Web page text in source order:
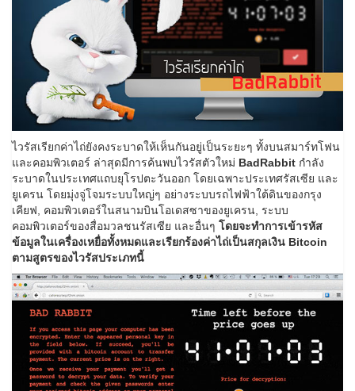
ไวรัสเรียกค่าไถ่ยังคงระบาดให้เห็นกันอยู่เป็นระยะๆ ทั้งบนสมาร์ทโฟน
และคอมพิวเตอร์ ล่าสุดมีการค้นพบไวรัสตัวใหม่ BadRabbit กำลัง
ระบาดในประเทศแถบยุโรปตะวันออก โดยเฉพาะประเทศรัสเซีย และ
ยูเครน โดยมุ่งจู่โจมระบบใหญ่ๆ อย่างระบบรถไฟฟ้าใต้ดินของกรุง
เคียฟ, คอมพิวเตอร์ในสนามบินโอเดสซาของยูเครน, ระบบ
คอมพิวเตอร์ของสื่อมวลชนรัสเซีย และอื่นๆ โดยจะทำการเข้ารหัส
ข้อมูลในเครื่องเหยื่อทั้งหมดและเรียกร้องค่าไถ่เป็นสกุลเงิน Bitcoin
ตามสูตรของไวรัสประเภทนี้